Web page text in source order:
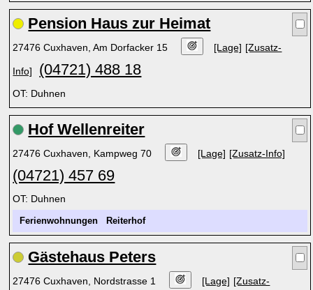
Pension Haus zur Heimat
27476 Cuxhaven, Am Dorfacker 15 [Lage] [Zusatz-
Info] (04721) 488 18
OT: Duhnen
Hof Wellenreiter
27476 Cuxhaven, Kampweg 70 [Lage] [Zusatz-Info]
(04721) 457 69
OT: Duhnen
Ferienwohnungen Reiterhof
Gästehaus Peters
27476 Cuxhaven, Nordstrasse 1 [Lage] [Zusatz-